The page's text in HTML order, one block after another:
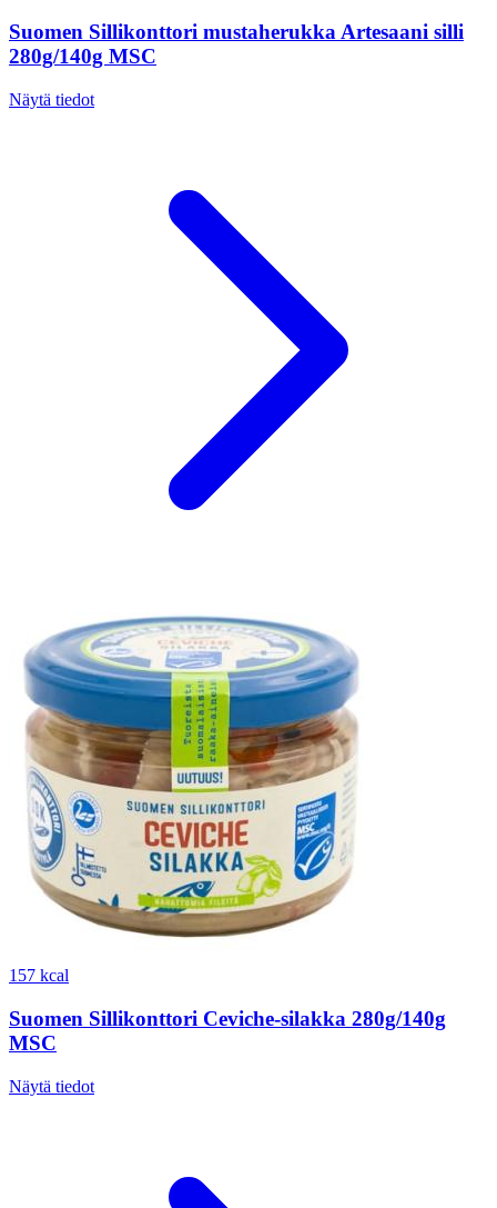
Suomen Sillikonttori mustaherukka Artesaani silli
280g/140g MSC
Näytä tiedot
157 kcal
Suomen Sillikonttori Ceviche-silakka 280g/140g
MSC
Näytä tiedot